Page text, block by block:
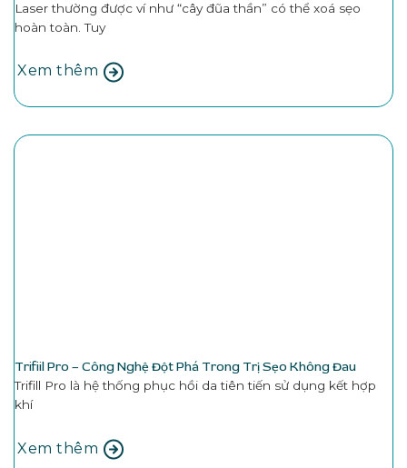
Laser thường được ví như “cây đũa thần” có thể xoá sẹo
hoàn toàn. Tuy
Xem thêm
Trifiil Pro – Công Nghệ Đột Phá Trong Trị Sẹo Không Đau
Trifill Pro là hệ thống phục hồi da tiên tiến sử dụng kết hợp
khí
Xem thêm